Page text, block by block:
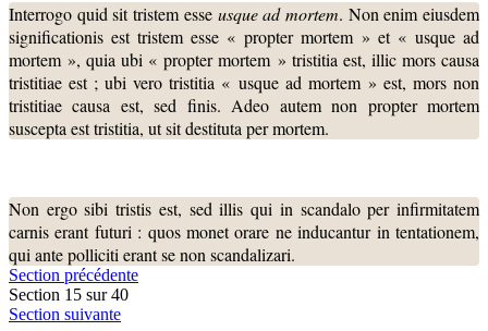
Interrogo quid sit tristem esse usque ad mortem. Non enim eiusdem
significationis est tristem esse « propter mortem » et « usque ad
mortem », quia ubi « propter mortem » tristitia est, illic mors causa
tristitiae est ; ubi vero tristitia « usque ad mortem » est, mors non
tristitiae causa est, sed finis. Adeo autem non propter mortem
suscepta est tristitia, ut sit destituta per mortem.
Non ergo sibi tristis est, sed illis qui in scandalo per infirmitatem
carnis erant futuri : quos monet orare ne inducantur in tentationem,
qui ante polliciti erant se non scandalizari.
Section précédente
Section 15 sur 40
Section suivante